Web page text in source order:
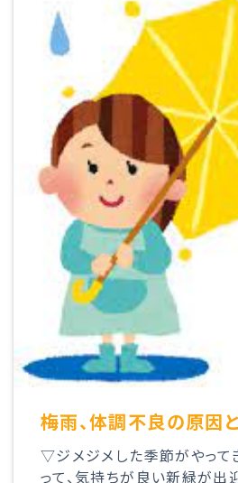
梅雨、体調不良の原因
▽ジメジメした季節がやって
って、気持ちが良い新緑が出